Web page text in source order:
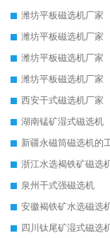
潍坊平板磁选机厂家
潍坊平板磁选机厂家
潍坊平板磁选机厂家
潍坊平板磁选机厂家
西安干式磁选机厂家
湖南锰矿湿式磁选机
新疆永磁筒磁选机的
浙江水选褐铁矿磁选
泉州干式强磁选机
安徽褐铁矿水选磁选
四川钛尾矿湿式磁选